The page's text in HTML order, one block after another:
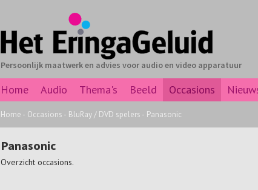
Persoonlijk maatwerk en advies voor audio en video apparatuur
Home Audio Thema's Beeld Occasions
Home - Occasions - BluRay / DVD spelers - Panasonic
Panasonic
Overzicht occasions.